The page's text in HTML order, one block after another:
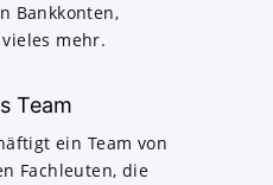
Bankkonten,
mehr.
Team
ein Team von
Fachleuten, die